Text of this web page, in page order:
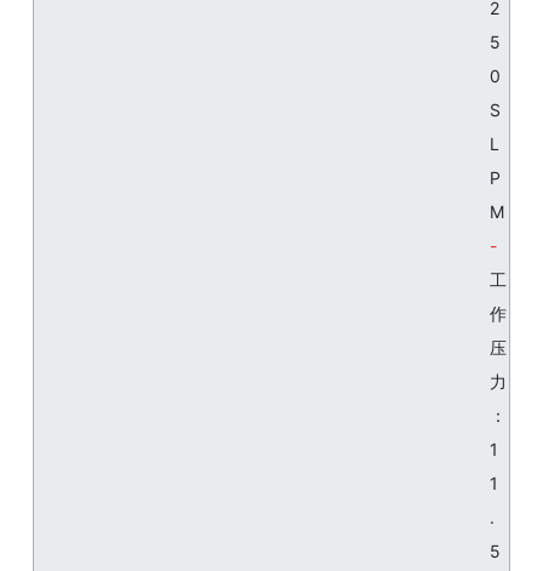
2
5
0
S
L
P
M
工
作
压
力
：
1
1
.
5